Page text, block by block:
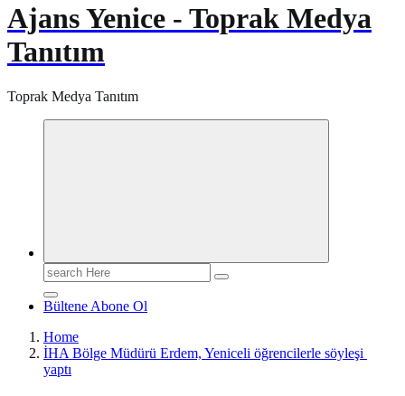
Ajans Yenice - Toprak Medya
Tanıtım
Toprak Medya Tanıtım
Search
for:
Bültene Abone Ol
Home
İHA Bölge Müdürü Erdem, Yeniceli öğrencilerle söyleşi
yaptı